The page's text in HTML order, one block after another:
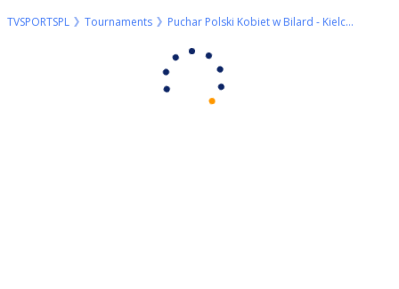
TVSPORTSPL Tournaments Puchar Polski Kobiet w Bilard - Kielce 2021